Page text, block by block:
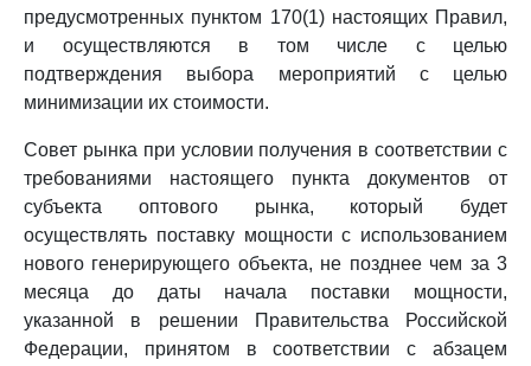
предусмотренных пунктом 170(1) настоящих Правил,
и осуществляются в том числе с целью
подтверждения выбора мероприятий с целью
минимизации их стоимости.
Совет рынка при условии получения в соответствии с
требованиями настоящего пункта документов от
субъекта оптового рынка, который будет
осуществлять поставку мощности с использованием
нового генерирующего объекта, не позднее чем за 3
месяца до даты начала поставки мощности,
указанной в решении Правительства Российской
Федерации, принятом в соответствии с абзацем